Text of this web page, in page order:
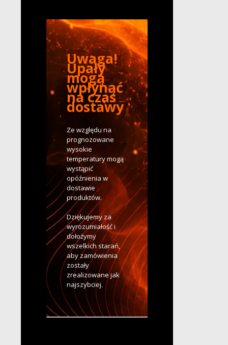
Auto
Uwaga!
Upały
mogą
wpłynąć
na czas
dostawy
Ze względu na
prognozowane
wysokie
temperatury mogą
wystąpić
opóźnienia w
dostawie
produktów.
Dziękujemy za
wyrozumiałość i
dołożymy
wszelkich starań,
aby zamówienia
zostały
zrealizowane jak
najszybciej.